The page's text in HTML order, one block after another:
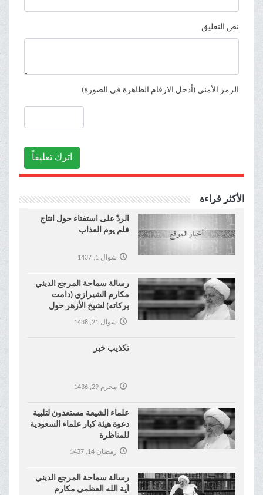
نص التعليق
الرمز الأمني (أدخل الارقام الظاهرة في الصورة)
اترك تعليقاً
الأكثر قراءة
الردّ على استفتاء حول انتاج
فلم يوم العذاب
شوال 1, 1437
رسالة سماحة المرجع الديني
مكارم الشيرازي (دامت
بركاته) لشيخ الأزهر حول
موضوع نكاح المتعة !
شوال 21, 1438
تكذيب خبر
محرم 29, 1436
علماء الشيعة مستعدون لتلبية
دعوة هيئة كبار علماء السعودية
للمناظرة
رمضان 14, 1437
رسالة سماحة المرجع الديني
آية الله العظمى مكارم